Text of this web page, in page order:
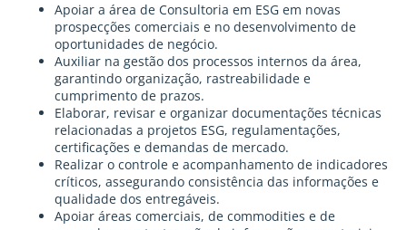
Apoiar a área de Consultoria em ESG em novas
prospecções comerciais e no desenvolvimento de
oportunidades de negócio.
Auxiliar na gestão dos processos internos da área,
garantindo organização, rastreabilidade e
cumprimento de prazos.
Elaborar, revisar e organizar documentações técnicas
relacionadas a projetos ESG, regulamentações,
certificações e demandas de mercado.
Realizar o controle e acompanhamento de indicadores
críticos, assegurando consistência das informações e
qualidade dos entregáveis.
Apoiar áreas comerciais, de commodities e de